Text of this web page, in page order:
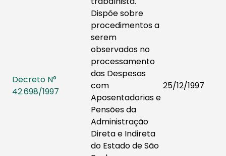
Decreto N°
42.698/1997
Dispõe sobre
procedimentos a
serem
observados no
processamento
das Despesas
com
Aposentadorias e
Pensões da
Administração
Direta e Indireta
do Estado de São
25/12/1997​